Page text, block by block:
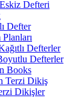
Defteri
Defter
Planları
Defterler
Defterler
Books
Terzi Dikiş
Dikişler